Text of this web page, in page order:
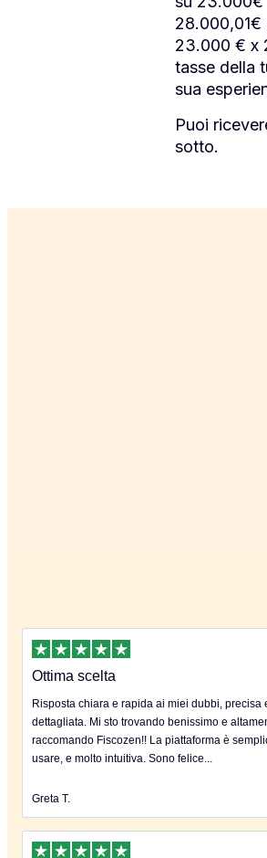
23.000 € x
tasse della
sua
Puoi
sotto.
Ottima scelta
Risposta chiara e rapida ai miei dubbi, precisa
dettagliata. Mi sto trovando benissimo e
raccomando Fiscozen!! La piattaforma è
usare, e molto intuitiva. Sono felice...
Greta T.